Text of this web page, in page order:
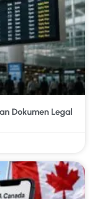
Dokumen Legal